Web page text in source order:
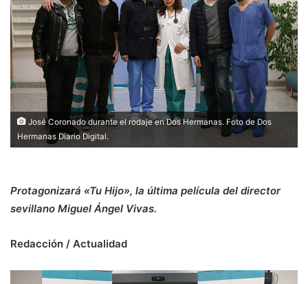
José Coronado durante el rodaje en Dos Hermanas. Foto de Dos
Hermanas Diario Digital.
Protagonizará «Tu Hijo», la última película del director
sevillano Miguel Ángel Vivas.
Redacción / Actualidad